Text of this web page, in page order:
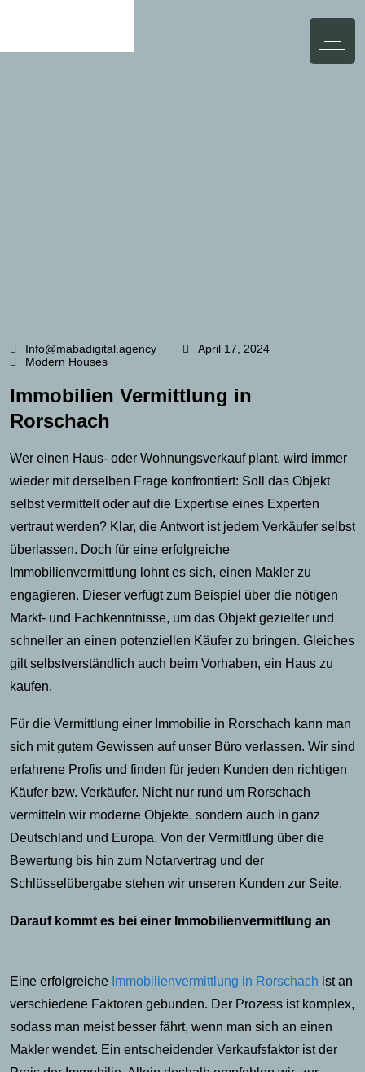
Info@mabadigital.agency
April 17, 2024
Modern Houses
Immobilien Vermittlung in
Rorschach
Wer einen Haus- oder Wohnungsverkauf plant, wird immer
wieder mit derselben Frage konfrontiert: Soll das Objekt
selbst vermittelt oder auf die Expertise eines Experten
vertraut werden? Klar, die Antwort ist jedem Verkäufer selbst
überlassen. Doch für eine erfolgreiche
Immobilienvermittlung lohnt es sich, einen Makler zu
engagieren. Dieser verfügt zum Beispiel über die nötigen
Markt- und Fachkenntnisse, um das Objekt gezielter und
schneller an einen potenziellen Käufer zu bringen. Gleiches
gilt selbstverständlich auch beim Vorhaben, ein Haus zu
kaufen.
Für die Vermittlung einer Immobilie in Rorschach kann man
sich mit gutem Gewissen auf unser Büro verlassen. Wir sind
erfahrene Profis und finden für jeden Kunden den richtigen
Käufer bzw. Verkäufer. Nicht nur rund um Rorschach
vermitteln wir moderne Objekte, sondern auch in ganz
Deutschland und Europa. Von der Vermittlung über die
Bewertung bis hin zum Notarvertrag und der
Schlüsselübergabe stehen wir unseren Kunden zur Seite.
Darauf kommt es bei einer Immobilienvermittlung an
Eine erfolgreiche Immobilienvermittlung in Rorschach ist an
verschiedene Faktoren gebunden. Der Prozess ist komplex,
sodass man meist besser fährt, wenn man sich an einen
Makler wendet. Ein entscheidender Verkaufsfaktor ist der